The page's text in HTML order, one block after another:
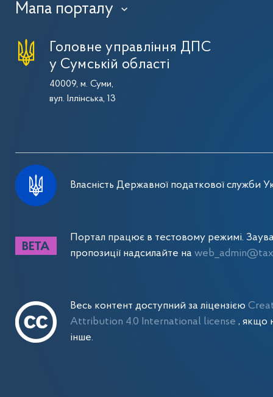
Мапа порталу ›
Головне управління ДПС
у Сумській області
40009, м. Суми,
вул. Іллінська, 13
Власність Державної податкової служби
Портал працює в тестовому режимі.
пропозиції надсилайте на
Весь контент доступний за ліцензією
Attribution 4.0 International license , якщо
інше.